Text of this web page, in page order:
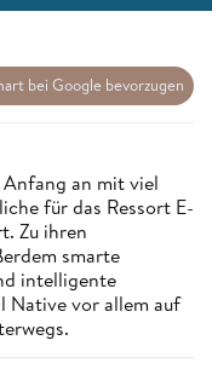
bei Google bevorzugen
an mit viel
für das Ressort E-
Zu ihren
smarte
intelligente
Native vor allem auf